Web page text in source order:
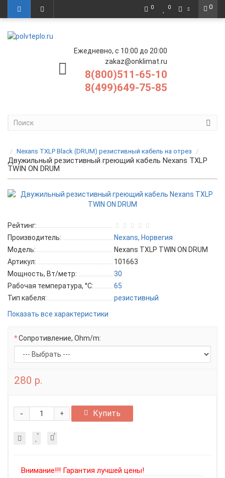
0
0 0
Ежедневно, с 10:00 до 20:00
zakaz@onklimat.ru
8(800)511-65-10
8(499)649-75-85
Nexans TXLP Black (DRUM) резистивный кабель на отрез
Двужильный резистивный греющий кабель Nexans TXLP
TWIN ON DRUM
Рейтинг:
Производитель:
Nexans, Норвегия
Модель:
Nexans TXLP TWIN ON DRUM
Артикул:
101663
Мощность, Вт/метр:
30
Рабочая температура, °C:
65
Тип кабеля:
резистивный
Показать все характеристики
Сопротивление, Ohm/m:
280 р.
+
- Купить
Внимание!!! Гарантия лучшей цены!